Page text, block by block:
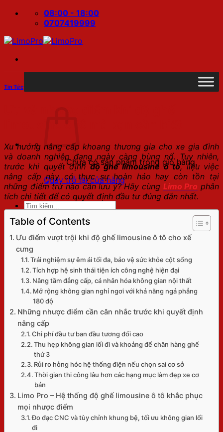
dung
08:00 - 18:00
0707419999
Chưa có sản phẩm trong giỏ hàng.
Quay trở lại cửa hàng
Tìm
Tìm
kiếm:
Giỏ hàng
Quay trở lại cửa hàng
Tin Tức
Xu hướng nâng cấp khoang thương gia cho xe gia đình
và doanh nghiệp đang ngày càng bùng nổ. Tuy nhiên,
trước khi quyết địnhđộ ghế limousine ô tô, liệu việc
nâng cấp này có thực sự hoàn hảo hay còn tồn tại
những điểm trừ nào cần lưu ý? Hãy cùng Limo Pro phân
tích chi tiết để có quyết định đầu tư đúng đắn nhất.
Table of Contents
Ưu điểm vượt trội khi độ ghế limousine ô tô cho xế
cưng
Trải nghiệm sự êm ái tối đa, bảo vệ sức khỏe cột sống
Tích hợp hệ sinh thái tiện ích công nghệ hiện đại
Nâng tầm đẳng cấp, cá nhân hóa không gian nội thất
Mở rộng không gian nghỉ ngơi với khả năng ngả phẳng
180 độ
Những nhược điểm cần cân nhắc trước khi quyết định
nâng cấp
Chi phí đầu tư ban đầu tương đối cao
Thu hẹp không gian lối đi và khoảng để chân hàng ghế
thứ 3
Rủi ro hỏng hóc hệ thống điện nếu chọn sai cơ sở
Thời gian thi công lâu hơn các hạng mục làm đẹp xe cơ
bản
Limo Pro – Hệ thống độ ghế limousine ô tô khắc phục
mọi nhược điểm
Đo đạc CNC và tùy chỉnh khung bệ, tối ưu không gian lối
đi